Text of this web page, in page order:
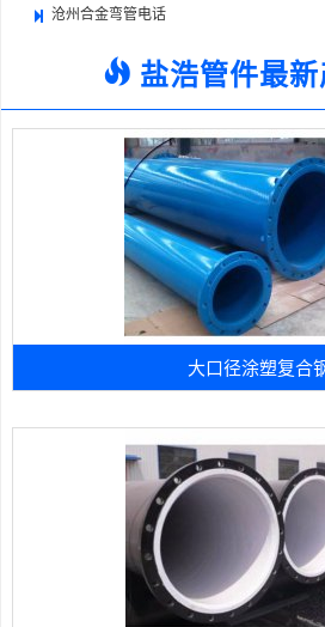
沧州合金弯管电话
盐浩管件最
大口径涂塑复合